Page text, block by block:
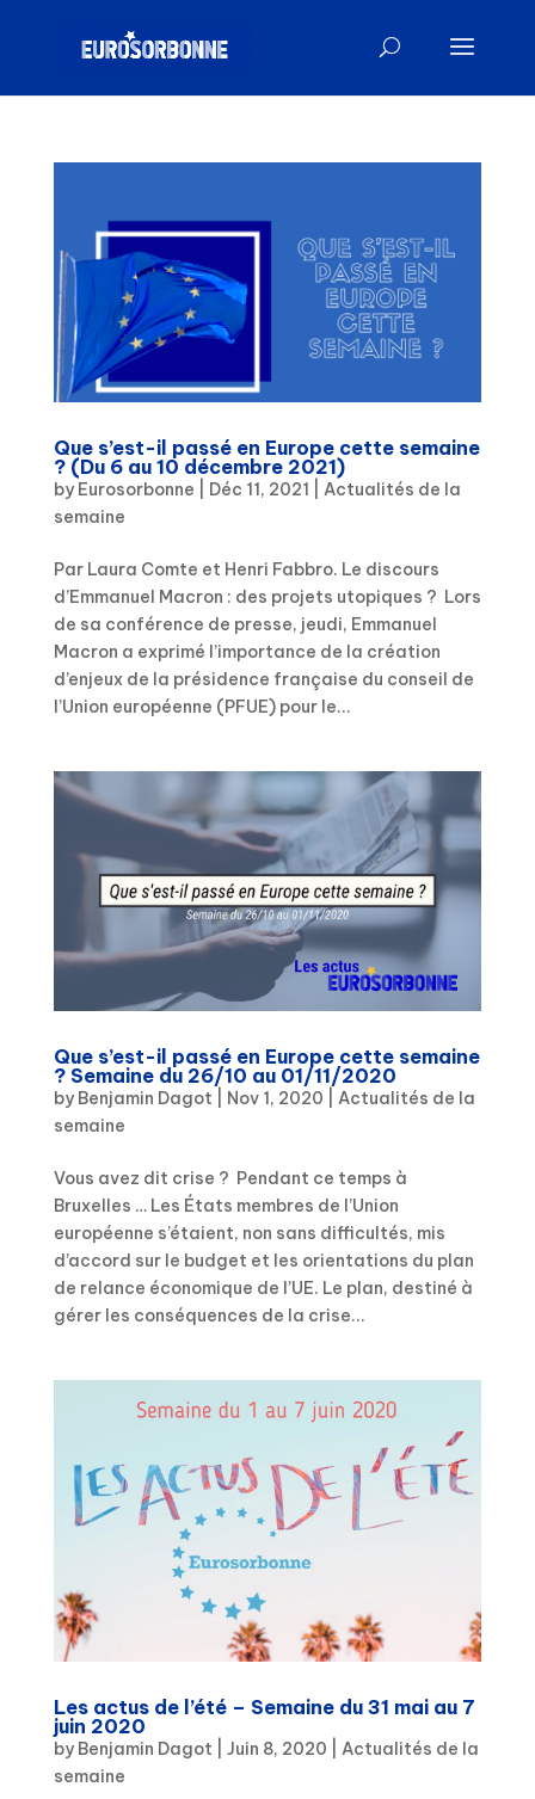
Que s’est-il passé en Europe cette semaine
? (Du 6 au 10 décembre 2021)
by Eurosorbonne Déc 11, 2021
Actualités de la
semaine
Par Laura Comte et Henri Fabbro. Le discours
d’Emmanuel Macron : des projets utopiques ? Lors
de sa conférence de presse, jeudi, Emmanuel
Macron a exprimé l’importance de la création
d’enjeux de la présidence française du conseil de
l’Union européenne (PFUE) pour le...
Que s’est-il passé en Europe cette semaine
? Semaine du 26/10 au 01/11/2020
by Benjamin Dagot Nov 1, 2020
Actualités de la
semaine
Vous avez dit crise ? Pendant ce temps à
Bruxelles … Les États membres de l’Union
européenne s’étaient, non sans difficultés, mis
d’accord sur le budget et les orientations du plan
de relance économique de l’UE. Le plan, destiné à
gérer les conséquences de la crise...
Les actus de l’été – Semaine du 31 mai au 7
juin 2020
by Benjamin Dagot Juin 8, 2020
Actualités de la
semaine